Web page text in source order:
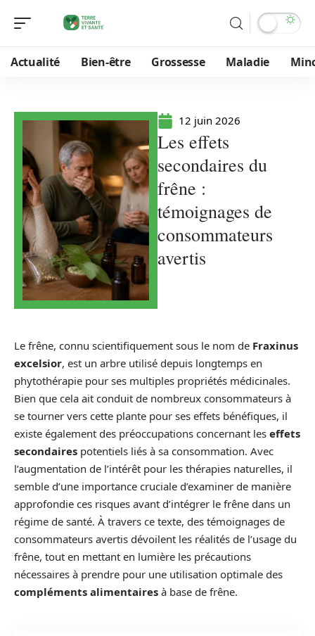
Actualité Bien-être Grossesse Maladie
12 juin 2026
Les effets
secondaires du
frêne :
témoignages de
consommateurs
avertis
Le frêne, connu scientifiquement sous le nom de Fraxinus
excelsior, est un arbre utilisé depuis longtemps en
phytothérapie pour ses multiples propriétés médicinales.
Bien que cela ait conduit de nombreux consommateurs à
se tourner vers cette plante pour ses effets bénéfiques, il
existe également des préoccupations concernant les effets
secondaires potentiels liés à sa consommation. Avec
l’augmentation de l’intérêt pour les thérapies naturelles, il
semble d’une importance cruciale d’examiner de manière
approfondie ces risques avant d’intégrer le frêne dans un
régime de santé. À travers ce texte, des témoignages de
consommateurs avertis dévoilent les réalités de l’usage du
frêne, tout en mettant en lumière les précautions
nécessaires à prendre pour une utilisation optimale des
compléments alimentaires à base de frêne.